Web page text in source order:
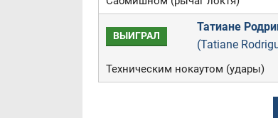
ВЫИГРАЛ
Татиане
(Tatiane
Техническим нокаутом (удары)